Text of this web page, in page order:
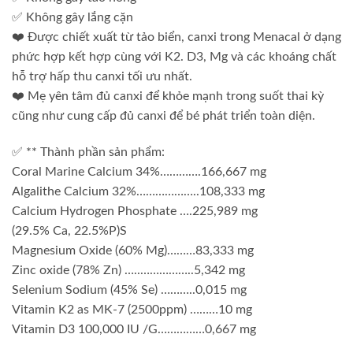
✅ Không gây lắng cặn
❤️ Được chiết xuất từ tảo biển, canxi trong Menacal ở dạng
phức hợp kết hợp cùng với K2. D3, Mg và các khoáng chất
hỗ trợ hấp thu canxi tối ưu nhất.
❤️ Mẹ yên tâm đủ canxi để khỏe mạnh trong suốt thai kỳ
cũng như cung cấp đủ canxi để bé phát triển toàn diện.
✅ ** Thành phần sản phẩm:
Coral Marine Calcium 34%………….166,667 mg
Algalithe Calcium 32%………………..108,333 mg
Calcium Hydrogen Phosphate ….225,989 mg
(29.5% Ca, 22.5%P)S
Magnesium Oxide (60% Mg)………83,333 mg
Zinc oxide (78% Zn) …..……………..5,342 mg
Selenium Sodium (45% Se) ………..0,015 mg
Vitamin K2 as MK-7 (2500ppm) ………10 mg
Vitamin D3 100,000 IU /G……………0,667 mg